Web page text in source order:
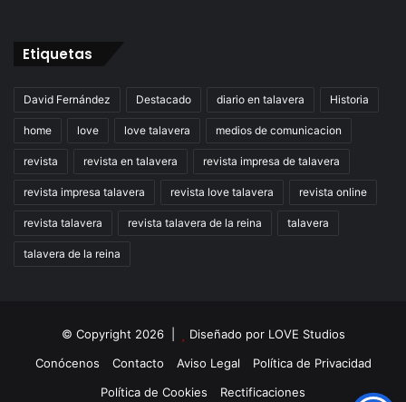
Etiquetas
David Fernández Destacado diario en talavera Historia
home love love talavera medios de comunicacion
revista revista en talavera revista impresa de talavera
revista impresa talavera revista love talavera revista online
revista talavera revista talavera de la reina talavera
talavera de la reina
© Copyright 2026 | Diseñado por LOVE Studios
Conócenos
Contacto Aviso Legal
Política de Privacidad
Política de Cookies
Rectificaciones